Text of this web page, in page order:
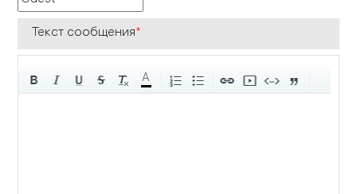
Текст сообщения*
A